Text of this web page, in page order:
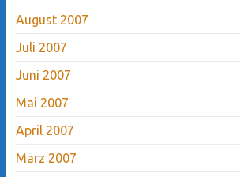
August 2007
Juli 2007
Juni 2007
Mai 2007
April 2007
März 2007